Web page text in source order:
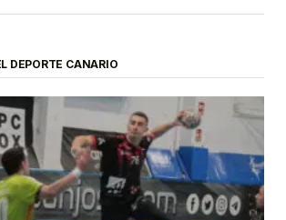
DEPORTE CANARIO